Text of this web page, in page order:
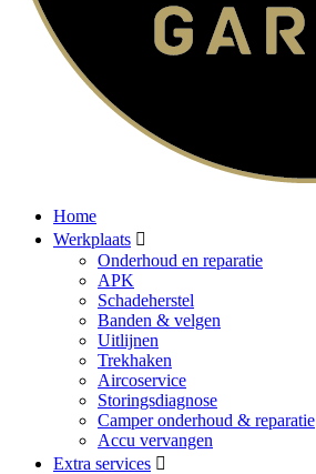
Home
Werkplaats
Onderhoud en reparatie
APK
Schadeherstel
Banden & velgen
Uitlijnen
Trekhaken
Aircoservice
Storingsdiagnose
Camper onderhoud & reparatie
Accu vervangen
Extra services